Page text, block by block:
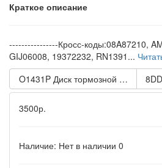
Краткое описание
----------------Кросс-коды:08A87210,
GIJ06008, 19372232, RN1391...
O1431P Диск тормозной Opel
3500р.
Наличие: Нет в наличии 0